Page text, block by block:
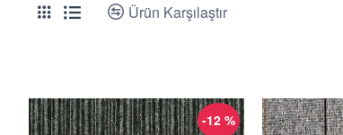
Ürün Karşılaştır
-12 %